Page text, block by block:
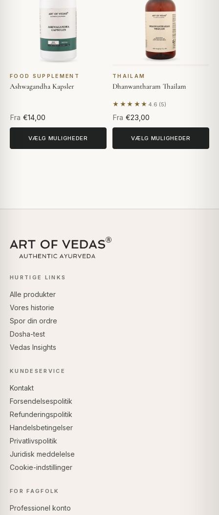
FOOD SUPPLEMENT
Ashwagandha Kapsler
Fra €14,00
VÆLG MULIGHEDER
THAILAM
Dhanwantharam Thailam
★★★★★ 4.6 (5)
Baseret på 5 anmeldelser
Fra €23,00
VÆLG MULIGHEDER
HURTIGE LINKS
Alle produkter
Vores historie
Spor din ordre
Dosha-test
Vedas Insights
KUNDESERVICE
Kontakt
Forsendelsespolitik
Refunderingspolitik
Handelsbetingelser
Privatlivspolitik
Juridisk meddelelse
Cookie-indstillinger
FOR FAGFOLK
Professionel konto